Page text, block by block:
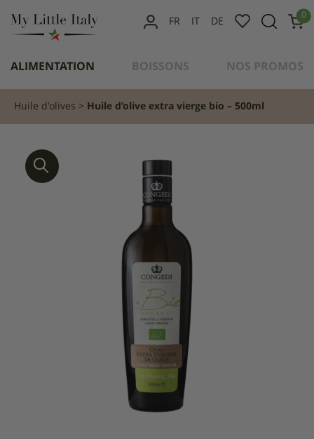
ALIMENTATION BOISSONS NOS PROMOS
FR DE
0
Huile d'olives Huile d’olive extra vierge bio – 500ml